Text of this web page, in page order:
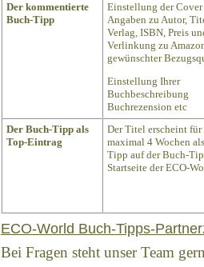
Der kommentierte
Buch-Tipp
Einstellung der
Angaben zu Autor,
Verlag, ISBN, Preis
Verlinkung zu
gewünschter
Einstellung Ihrer
Buchbeschreibung
Buchrezension etc
Der Buch-Tipp als
Top-Eintrag
Der Titel erscheint für
maximal 4 Wochen
Tipp auf der Buch-
Startseite der ECO-
ECO-World Buch-Tipps-
Bei Fragen steht unser Team